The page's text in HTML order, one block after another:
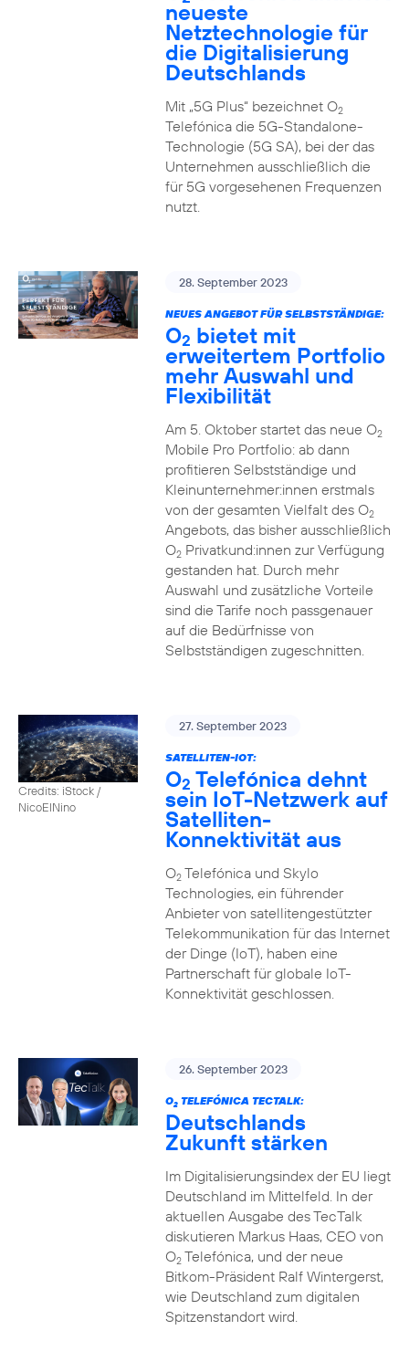
neueste
Netztechnologie für
die Digitalisierung
Deutschlands
Mit „5G Plus“ bezeichnet O2
Telefónica die 5G-Standalone-
Technologie (5G SA), bei der das
Unternehmen ausschließlich die
für 5G vorgesehenen Frequenzen
nutzt.
28. September 2023
NEUES ANGEBOT FÜR SELBSTSTÄNDIGE:
O2 bietet mit
erweitertem Portfolio
mehr Auswahl und
Flexibilität
Am 5. Oktober startet das neue O2
Mobile Pro Portfolio: ab dann
profitieren Selbstständige und
Kleinunternehmer:innen erstmals
von der gesamten Vielfalt des O2
Angebots, das bisher ausschließlich
O2Privatkund:innen zur Verfügung
gestanden hat. Durch mehr
Auswahl und zusätzliche Vorteile
sind die Tarife noch passgenauer
auf die Bedürfnisse von
Selbstständigen zugeschnitten.
Credits: iStock /
NicoElNino
27. September 2023
SATELLITEN-IOT:
O2 Telefónica dehnt
sein IoT-Netzwerk auf
Satelliten-
Konnektivität aus
O2Telefónica und Skylo
Technologies, ein führender
Anbieter von satellitengestützter
Telekommunikation für das Internet
der Dinge (IoT), haben eine
Partnerschaft für globale IoT-
Konnektivität geschlossen.
26. September 2023
O2TELEFÓNICA TECTALK:
Deutschlands
Zukunft stärken
Im Digitalisierungsindex der EU liegt
Deutschland im Mittelfeld. In der
aktuellen Ausgabe des TecTalk
diskutieren Markus Haas, CEO von
O2Telefónica, und der neue
Bitkom-Präsident Ralf Wintergerst,
wie Deutschland zum digitalen
Spitzenstandort wird.